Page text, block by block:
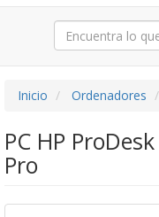
Inicio Ordenadores
PC HP
Pro